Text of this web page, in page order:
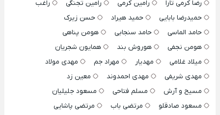
رضا کرمی تارا
رامین کرمی رامین تجنگی
راغب
حمیدرضا بابایی
حمید هیراد
حسن زیرک
حامد الماسی
حامد سنجابی
هومن پناهی
هومن نجفی
هوروش بند
همایون شجریان
میلاد غلامی
مهدیار مهراد جم
مهدی مولاد
مهدی شریفی
مهدی احمدوند
معین زد
مسیح و آرش
مسلم فتاحی
مسعود جلیلیان
مسعود صادقلو
مرتضی باب
مرتضی پاشایی